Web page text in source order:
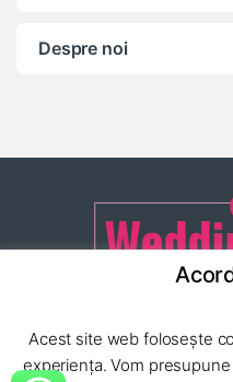
Despre noi
24/7!
(0040)
Acest site web folosește
experiența. Vom